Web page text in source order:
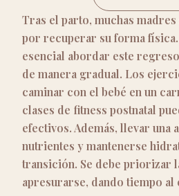
Tras el parto, muchas madres
por recuperar su forma
esencial abordar este
de manera gradual. Los
caminar con el bebé en un
clases de fitness postnatal
efectivos. Además, llevar una
nutrientes y mantenerse
transición. Se debe priorizar
apresurarse, dando tiempo al